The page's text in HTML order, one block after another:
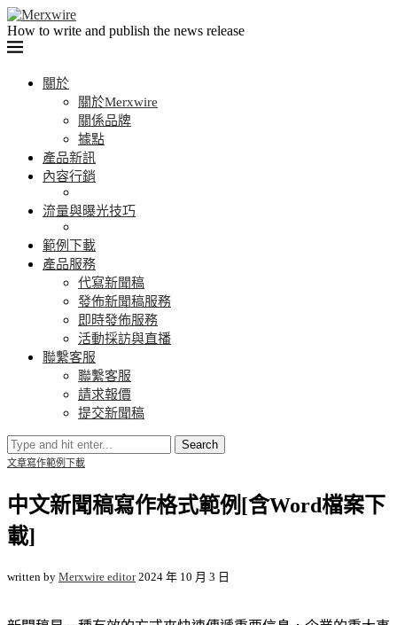
How to write and publish the news release
關於
關於Merxwire
關係品牌
據點
產品新訊
內容行銷
流量與曝光技巧
範例下載
產品服務
代寫新聞稿
發佈新聞稿服務
即時發佈服務
活動採訪與直播
聯繫客服
聯繫客服
請求報價
提交新聞稿
Search
文章寫作範例下載
中文新聞稿寫作格式範例[含Word檔案下
載]
written by Merxwire editor 2024 年 10 月 3 日